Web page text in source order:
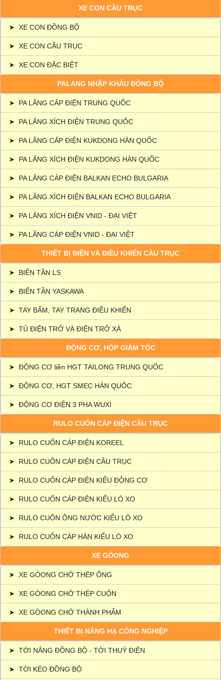
XE CON CẦU TRỤC
➤ XE CON ĐỒNG BỘ
➤ XE CON CẦU TRỤC
➤ XE CON ĐẶC BIỆT
PALANG NHẬP KHẨU ĐỒNG BỘ
➤ PA LĂNG CÁP ĐIỆN TRUNG QUỐC
➤ PA LĂNG XÍCH ĐIỆN TRUNG QUỐC
➤ PA LĂNG CÁP ĐIỆN KUKDONG HÀN QUỐC
➤ PA LĂNG XÍCH ĐIỆN KUKDONG HÀN QUỐC
➤ PA LĂNG CÁP ĐIỆN BALKAN ECHO BULGARIA
➤ PA LĂNG XÍCH ĐIỆN BALKAN ECHO BULGARIA
➤ PA LĂNG XÍCH ĐIỆN VNID - ĐẠI VIỆT
➤ PA LĂNG CÁP ĐIỆN VNID - ĐẠI VIỆT
THIẾT BỊ ĐIỆN VÀ ĐIỀU KHIỂN CẦU TRỤC
➤ BIẾN TẦN LS
➤ BIẾN TẦN YASKAWA
➤ TAY BẤM, TAY TRANG ĐIỀU KHIỂN
➤ TỦ ĐIỆN TRỞ VÀ ĐIỆN TRỞ XẢ
ĐỘNG CƠ, HỘP GIẢM TỐC
➤ ĐỘNG CƠ liền HGT TAILONG TRUNG QUỐC
➤ ĐỘNG CƠ, HGT SMEC HÀN QUỐC
➤ ĐỘNG CƠ ĐIỆN 3 PHA WUXI
RULO CUỐN CÁP ĐIỆN CẦU TRỤC
➤ RULO CUỐN CÁP ĐIỆN KOREEL
➤ RULO CUỐN CÁP ĐIỆN CẦU TRỤC
➤ RULO CUỐN CÁP ĐIỆN KIỂU ĐỘNG CƠ
➤ RULO CUỐN CÁP ĐIỆN KIỂU LÒ XO
➤ RULO CUỐN ỐNG NƯỚC KIỂU LÒ XO
➤ RULO CUỐN CÁP HÀN KIỂU LÒ XO
XE GÒONG
➤ XE GÒONG CHỞ THÉP ỐNG
➤ XE GÒONG CHỞ THÉP CUỘN
➤ XE GÒONG CHỞ THÀNH PHẨM
THIẾT BỊ NÂNG HẠ CÔNG NGHIỆP
➤ TỜI NÂNG ĐỒNG BỘ - TỜI THUỶ ĐIỆN
➤ TỜI KÉO ĐỒNG BỘ